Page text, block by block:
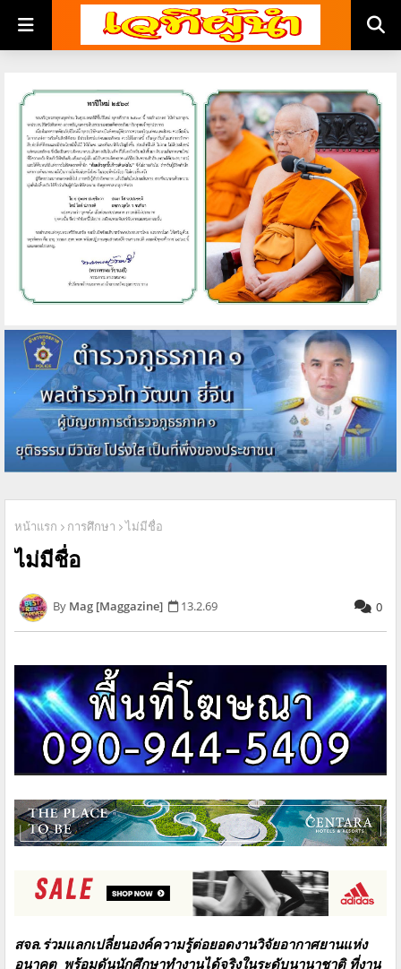
หน้าแรก การศึกษา ไม่มีชื่อ
ไม่มีชื่อ
Mag [Maggazine] 13.2.69 0
สจล.ร่วมแลกเปลี่ยนองค์ความรู้ต่อยอดงานวิจัยอากาศยานแห่ง
อนาคต พร้อมดันนักศึกษาทำงานได้จริงในระดับนานาชาติ ที่งาน